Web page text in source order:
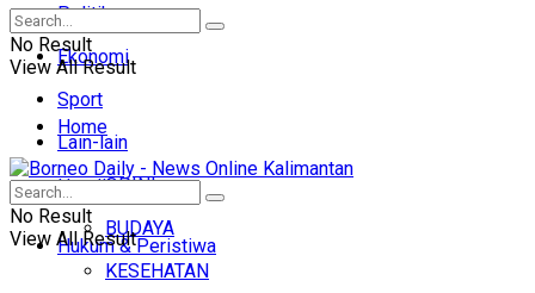
Politik
Ekonomi
Sport
Lain-lain
OPINI
BUDAYA
KESEHATAN
No Result
View All Result
Home
Headline
Hukum & Peristiwa
No Result
View All Result